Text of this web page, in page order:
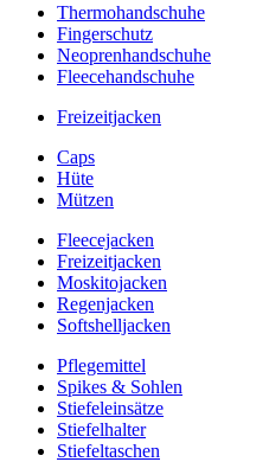
Thermohandschuhe
Fingerschutz
Neoprenhandschuhe
Fleecehandschuhe
Freizeitjacken
Caps
Hüte
Mützen
Fleecejacken
Freizeitjacken
Moskitojacken
Regenjacken
Softshelljacken
Pflegemittel
Spikes & Sohlen
Stiefeleinsätze
Stiefelhalter
Stiefeltaschen